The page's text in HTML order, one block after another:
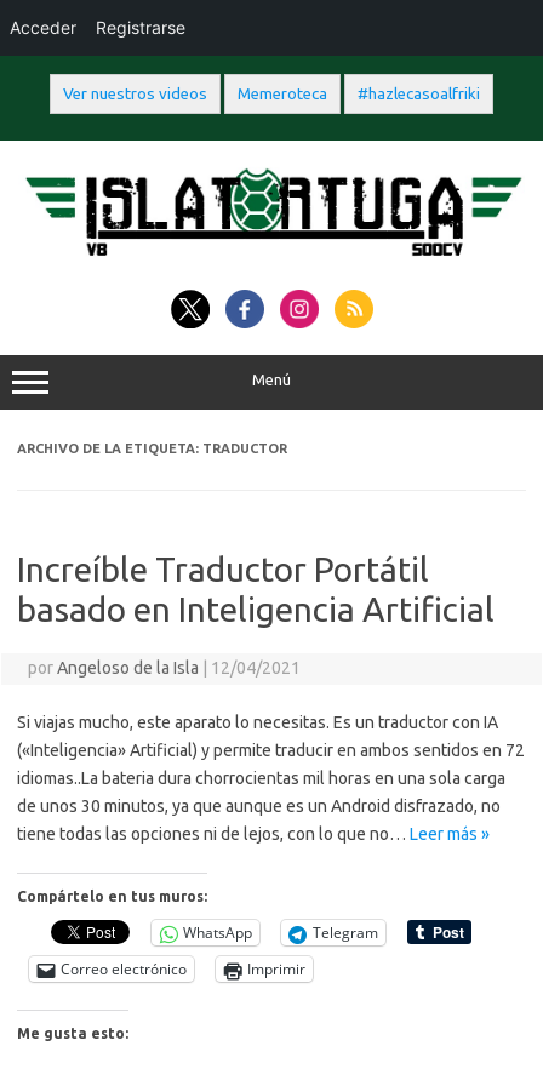
Ver nuestros videos Memeroteca #hazlecasoalfriki
Acceder Registrarse
contenido
Menú
ARCHIVO DE LA ETIQUETA: TRADUCTOR
Increíble Traductor Portátil
basado en Inteligencia Artificial
porAngeloso de la Isla 12/04/2021
Si viajas mucho, este aparato lo necesitas. Es un traductor con IA
(«Inteligencia» Artificial) y permite traducir en ambos sentidos en 72
idiomas..La bateria dura chorrocientas mil horas en una sola carga
de unos 30 minutos, ya que aunque es un Android disfrazado, no
tiene todas las opciones ni de lejos, con lo que no… Leer más »
Compártelo en tus muros:
WhatsApp
Telegram
Correo electrónico
Imprimir
Me gusta esto: